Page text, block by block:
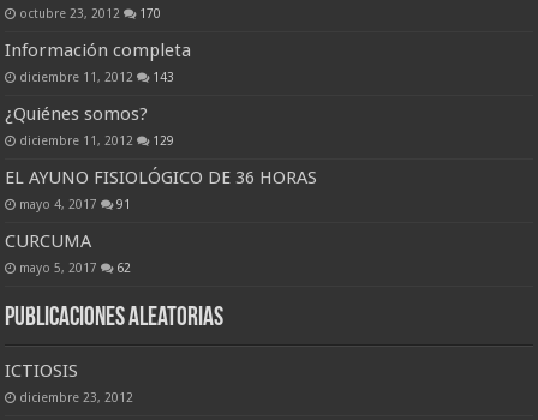
octubre 23, 2012 170
Información completa
diciembre 11, 2012 143
¿Quiénes somos?
diciembre 11, 2012 129
EL AYUNO FISIOLÓGICO DE 36 HORAS
mayo 4, 2017 91
CURCUMA
mayo 5, 2017 62
Publicaciones Aleatorias
ICTIOSIS
diciembre 23, 2012